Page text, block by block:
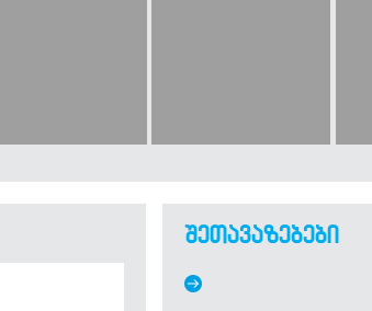
შეთავაზებები